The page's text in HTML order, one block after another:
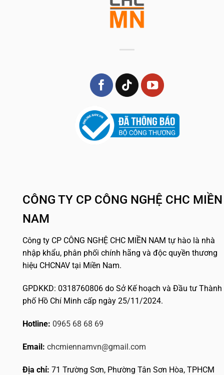
CÔNG TY CP CÔNG NGHỆ CHC MIỀN
NAM
Công ty CP CÔNG NGHỆ CHC MIỀN NAM tự hào là nhà
nhập khẩu, phân phối chính hãng và độc quyền thương
hiệu CHCNAV tại Miền Nam.
GPDKKD: 0318760806 do Sở Kế hoạch và Đầu tư Thành
phố Hồ Chí Minh cấp ngày 25/11/2024.
Hotline: 0965 68 68 69
Email: chcmiennamvn@gmail.com
Địa chỉ: 71 Trường Sơn, Phường Tân Sơn Hòa, TPHCM